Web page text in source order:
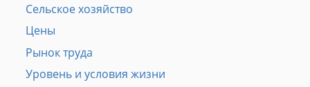
Сельское хозяйство
Цены
Рынок труда
Уровень и условия жизни